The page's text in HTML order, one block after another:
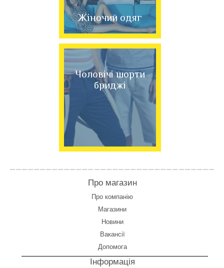
Жіночий одяг
Чоловічі шорти
бриджі
Про магазин
Про компанію
Магазини
Новини
Вакансії
Допомога
Інформація